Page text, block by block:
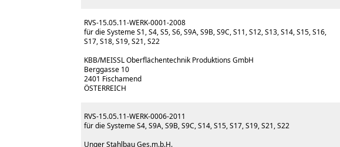
RVS-15.05.11-WERK-0001-2008
für die Systeme S1, S4, S5, S6, S9A, S9B, S9C, S11, S12, S13, S14, S15, S16,
S17, S18, S19, S21, S22
KBB/MEISSL Oberflächentechnik Produktions GmbH
Berggasse 10
2401 Fischamend
ÖSTERREICH
RVS-15.05.11-WERK-0006-2011
für die Systeme S4, S9A, S9B, S9C, S14, S15, S17, S19, S21, S22
Unger Stahlbau Ges.m.b.H.